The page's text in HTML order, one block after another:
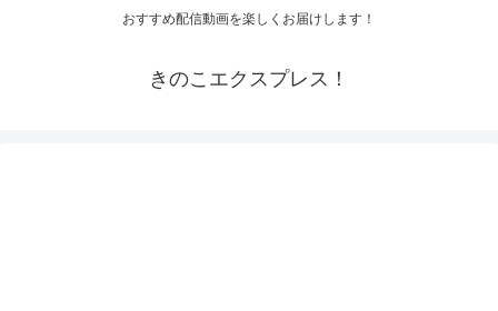
おすすめ配信動画を楽しくお届けします！
きのこエクスプレス！